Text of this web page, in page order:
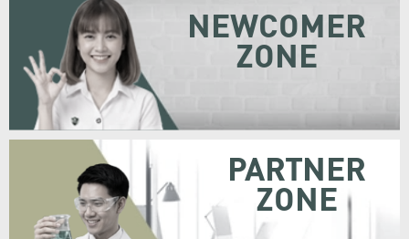
NEWCOMER
ZONE
PARTNER
ZONE